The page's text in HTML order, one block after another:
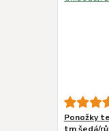
Ponožky
tm.šedá/